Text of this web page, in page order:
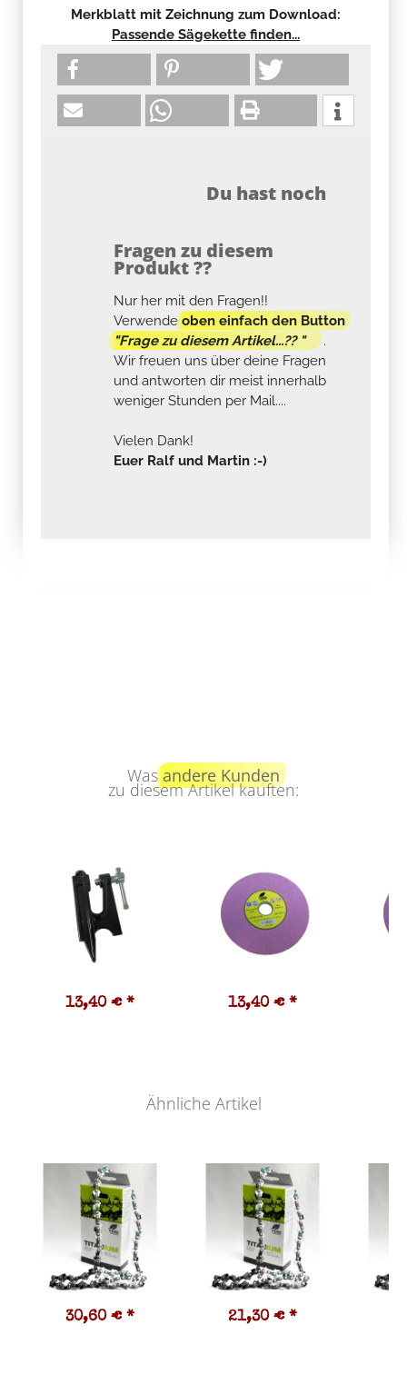
Merkblatt mit Zeichnung zum Download:
Passende Sägekette finden...
Du hast noch
Fragen zu diesem
Produkt ??
Nur her mit den Fragen!!
Verwendeoben einfach den Button
"Frage zu diesem Artikel...?? "
.
Wir freuen uns über deine Fragen
und antworten dir meist innerhalb
weniger Stunden per Mail....
Vielen Dank!
Euer Ralf und Martin :-)
Wasandere Kunden
zu diesem Artikel kauften:
13,40 € * 13,40 € *
Ähnliche Artikel
30,60 € * 21,30 € *